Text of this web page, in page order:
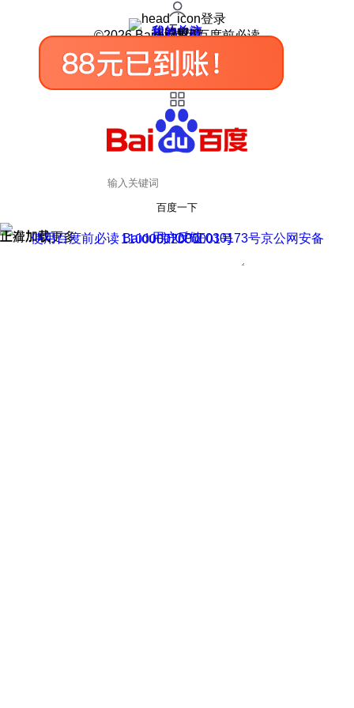
登录
我的关注
我的收藏
皮肤中心
用户反馈
设置
©2026 Baidu 使用百度前必读
百度一下
正在加载
上滑加载更多 用户反馈
使用百度前必读 Baidu 京ICP证030173号
京公网安备11000002000001号